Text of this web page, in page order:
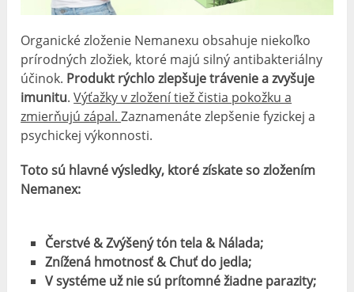
Organické zloženie Nemanexu obsahuje niekoľko
prírodných zložiek, ktoré majú silný antibakteriálny
účinok. Produkt rýchlo zlepšuje trávenie a zvyšuje
imunitu.Výťažky v zložení tiež čistia pokožku a
zmierňujú zápal.Zaznamenáte zlepšenie fyzickej a
psychickej výkonnosti.
Toto sú hlavné výsledky, ktoré získate so zložením
Nemanex:
Čerstvé & Zvýšený tón tela & Nálada;
Znížená hmotnosť & Chuť do jedla;
V systéme už nie sú prítomné žiadne parazity;